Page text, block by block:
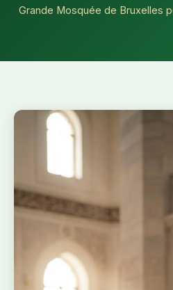
Grande Mosquée de Bruxelles